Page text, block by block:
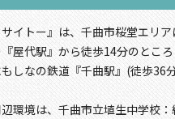
サイトー』は、千曲市桜堂エリ
屋代駅』から徒歩14分のとこ
しなの鉄道『千曲駅』(徒歩36
環境は、千曲市立埴生中学校